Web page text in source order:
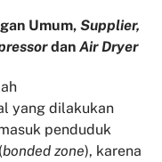
Umum, Supplier,
dan Air Dryer
yang dilakukan
penduduk
bonded zone), karena